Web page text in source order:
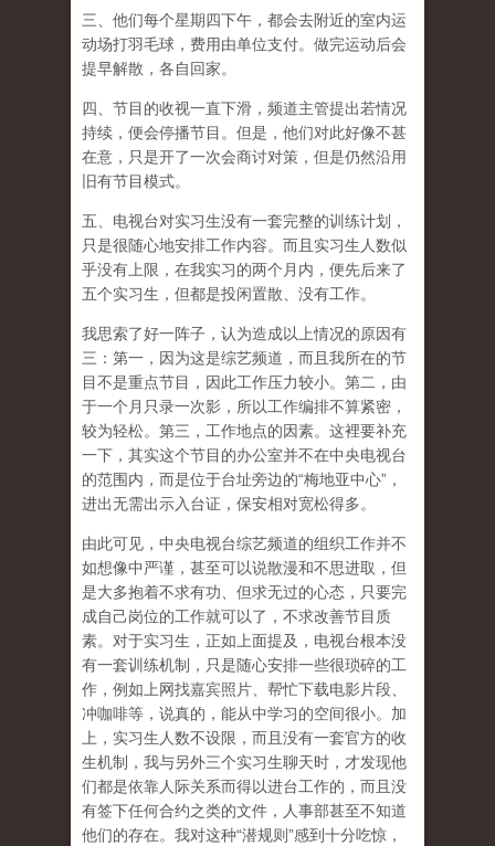
三、他们每个星期四下午，都会去附近的室内运
动场打羽毛球，费用由单位支付。做完运动后会
提早解散，各自回家。
四、节目的收视一直下滑，频道主管提出若情况
持续，便会停播节目。但是，他们对此好像不甚
在意，只是开了一次会商讨对策，但是仍然沿用
旧有节目模式。
五、电视台对实习生没有一套完整的训练计划，
只是很随心地安排工作内容。而且实习生人数似
乎没有上限，在我实习的两个月内，便先后来了
五个实习生，但都是投闲置散、没有工作。
我思索了好一阵子，认为造成以上情况的原因有
三：第一，因为这是综艺频道，而且我所在的节
目不是重点节目，因此工作压力较小。第二，由
于一个月只录一次影，所以工作编排不算紧密，
较为轻松。第三，工作地点的因素。这裡要补充
一下，其实这个节目的办公室并不在中央电视台
的范围内，而是位于台址旁边的“梅地亚中心”，
进出无需出示入台证，保安相对宽松得多。
由此可见，中央电视台综艺频道的组织工作并不
如想像中严谨，甚至可以说散漫和不思进取，但
是大多抱着不求有功、但求无过的心态，只要完
成自己岗位的工作就可以了，不求改善节目质
素。对于实习生，正如上面提及，电视台根本没
有一套训练机制，只是随心安排一些很琐碎的工
作，例如上网找嘉宾照片、帮忙下载电影片段、
冲咖啡等，说真的，能从中学习的空间很小。加
上，实习生人数不设限，而且没有一套官方的收
生机制，我与另外三个实习生聊天时，才发现他
们都是依靠人际关系而得以进台工作的，而且没
有签下任何合约之类的文件，人事部甚至不知道
他们的存在。我对这种“潜规则”感到十分吃惊，